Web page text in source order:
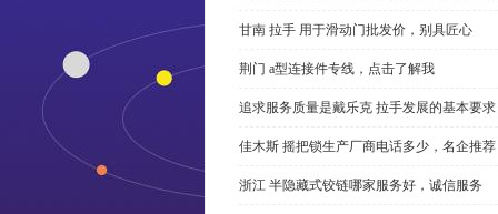
甘南 拉手 用于滑动门批发价，别具匠心
荆门 a型连接件专线，点击了解我
追求服务质量是戴乐克 拉手发展的基本要求
佳木斯 摇把锁生产厂商电话多少，名企推荐
浙江 半隐藏式铰链哪家服务好，诚信服务